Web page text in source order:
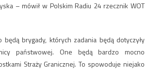
– mówił w Polskim Radiu 24 rzecznik WOT
brygady, których zadania będą dotyczyły
państwowej. One będą bardzo mocno
Straży Granicznej. To spowoduje niejako